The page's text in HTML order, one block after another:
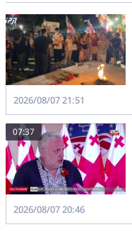
2026/08/07 21:51
07:37
2026/08/07 20:46